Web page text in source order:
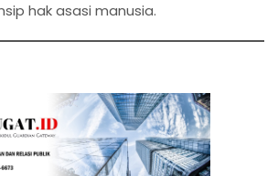
hak asasi manusia.